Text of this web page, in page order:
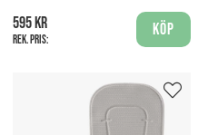
595 kr
Rek. pris:
Köp